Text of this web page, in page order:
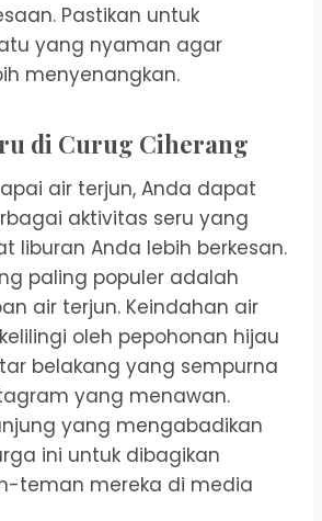
Pastikan untuk
yang nyaman agar
menyenangkan.
di Curug Ciherang
air terjun, Anda dapat
aktivitas seru yang
liburan Anda lebih berkesan.
paling populer adalah
air terjun. Keindahan air
oleh pepohonan hijau
belakang yang sempurna
yang menawan.
yang mengabadikan
ini untuk dibagikan
teman mereka di media